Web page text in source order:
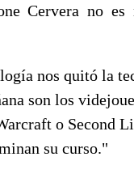
Cervera no es
nos quitó la
son los
o Second
su curso."